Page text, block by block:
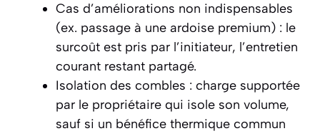
Cas d’améliorations non indispensables
(ex. passage à une ardoise premium) : le
surcoût est pris par l’initiateur, l’entretien
courant restant partagé.
Isolation des combles : charge supportée
par le propriétaire qui isole son volume,
sauf si un bénéfice thermique commun